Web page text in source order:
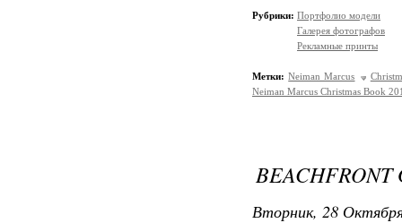
Рубрики: Портфолио модели
Галерея фотографов
Рекламные принты
Метки: Neiman Marcus
Neiman Marcus Christmas Book
BEACHFRONT
Вторник, 28